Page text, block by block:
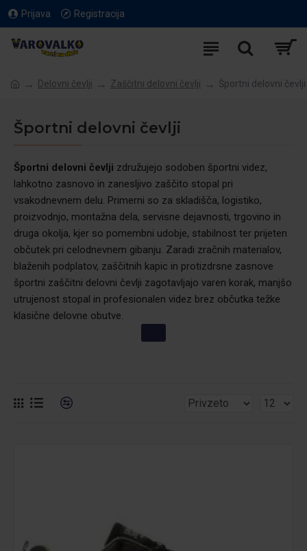
Prijava Registracija
Delovni čevlji Zaščitni delovni čevlji Športni delovni čevlji
Športni delovni čevlji
Športni delovni čevlji združujejo sodoben športni videz,
lahkotno zasnovo in zanesljivo zaščito stopal pri
vsakodnevnem delu. Primerni so za skladišča, logistiko,
proizvodnjo, montažna dela, servisne dejavnosti, trgovino in
druga okolja, kjer so pomembni udobje, stabilnost ter prijeten
občutek pri celodnevnem gibanju. Zaradi zračnih materialov,
blaženih podplatov, zaščitnih kapic in protizdrsne zasnove
športni zaščitni delovni čevlji zagotavljajo varen korak, manjšo
utrujenost stopal in profesionalen videz brez občutka težke
klasične delovne obutve.